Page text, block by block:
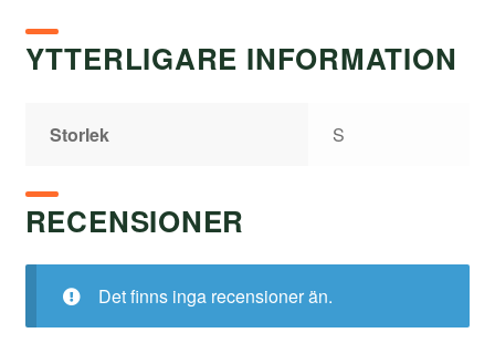
YTTERLIGARE INFORMATION
Storlek S
RECENSIONER
Det finns inga recensioner än.